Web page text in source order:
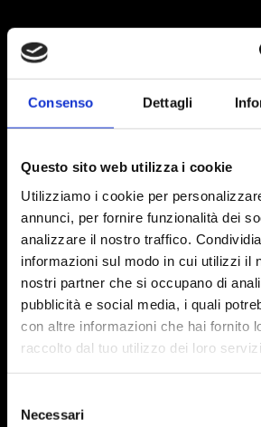
Consenso Dettagli
Questo sito web utilizza i cookie
Utilizziamo i cookie per
annunci, per fornire funzionalità dei
analizzare il nostro traffico.
informazioni sul modo in cui utilizzi il
nostri partner che si occupano di
pubblicità e social media, i quali
con altre informazioni che hai fornito
raccolto dal tuo utilizzo dei loro servizi.
delNecessari